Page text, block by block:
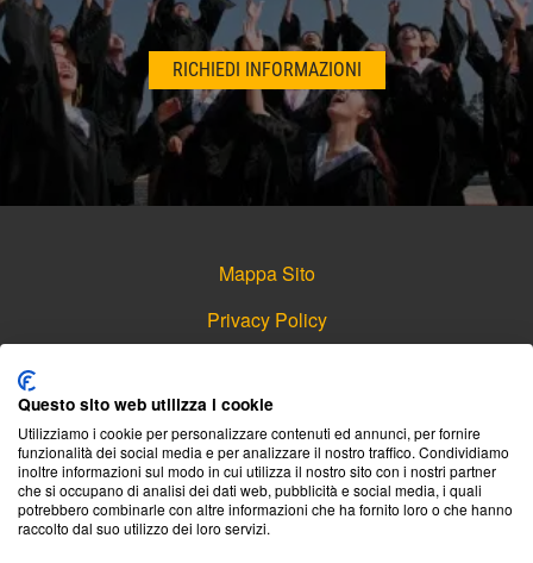
RICHIEDI INFORMAZIONI
Mappa Sito
Privacy Policy
Recupero Esami Facoltà Economiche,
Recupero Esami Facoltà Linguistiche ,Recupero Esami Facoltà Sanitarie
Recupero Esami Facoltà Scientifiche,Recupero Esami Facoltà Umanistiche
Questo sito web utilizza i cookie
Utilizziamo i cookie per personalizzare contenuti ed annunci, per fornire
funzionalità dei social media e per analizzare il nostro traffico. Condividiamo
inoltre informazioni sul modo in cui utilizza il nostro sito con i nostri partner
che si occupano di analisi dei dati web, pubblicità e social media, i quali
potrebbero combinarle con altre informazioni che ha fornito loro o che hanno
raccolto dal suo utilizzo dei loro servizi.